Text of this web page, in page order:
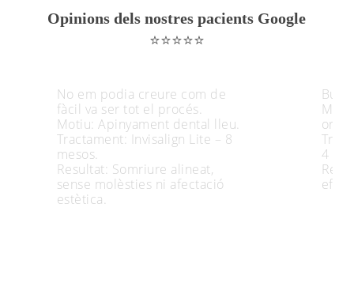
Opinions dels nostres pacients Google
⭐⭐⭐⭐⭐
No em podia creure com de
fàcil va ser tot el procés.
Motiu: Apinyament dental lleu.
Tractament: Invisalign Lite – 8
mesos.
Resultat: Somriure alineat,
sense molèsties ni afectació
estètica.
4